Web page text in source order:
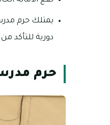
يمتلك حرم
دورية للتأكد
حرم